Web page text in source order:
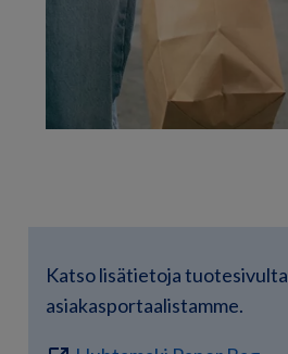
Katso lisätietoja tuotesivulta
asiakasportaalistamme.